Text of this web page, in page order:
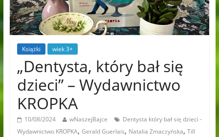
Książki wiek 3+
„Dentysta, który bał się
dzieci” – Wydawnictwo
KROPKA
10/08/2024 wNaszejBajce
Dentysta który bał się dzieci -
Wydawnictwo KROPKA, Gerald Guerlais, Natalia Zmaczyńska, Till